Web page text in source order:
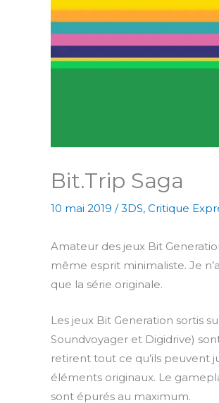
Bit.Trip Saga
10 mai 2019 /3DS, Critique
Amateur des jeux Bit
même esprit minimaliste. Je
que la série originale.
Les jeux Bit Generation sortis
Soundvoyager et Digidrive)
retirent tout ce qu’ils peuvent
éléments originaux. Le
sont épurés au maximum.